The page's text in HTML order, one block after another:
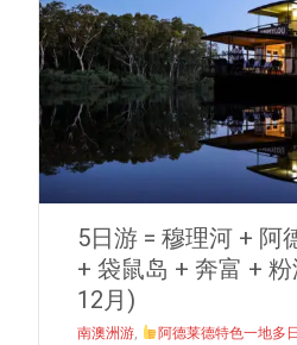
5日游 = 穆理河 + 阿
+ 袋鼠岛 + 奔富 +
12月)
南澳洲游, 阿德莱德特色一地多